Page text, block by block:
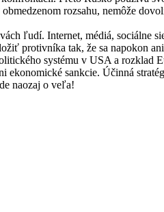
rozsahu, nemôže
ľudí. Internet, médiá, sociálne
protivníka tak, že sa napokon
systému v USA a rozklad
sankcie. Účinná
naozaj o veľa!